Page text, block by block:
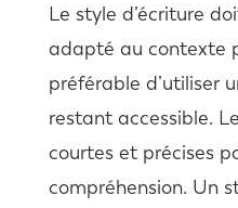
Le style d’écriture
adapté au contexte
préférable d’utiliser
restant accessible.
courtes et précises
compréhension. Un